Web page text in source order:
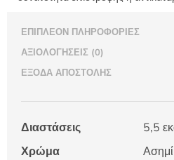
ΕΠΙΠΛΈΟΝ ΠΛΗΡΟΦΟΡΊΕΣ
ΑΞΙΟΛΟΓΉΣΕΙΣ (0)
ΈΞΟΔΑ ΑΠΟΣΤΟΛΉΣ
Διαστάσεις
5,5
Χρώμα
Ασημί